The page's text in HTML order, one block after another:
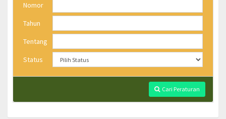
Nomor
Tahun
Tentang
Status
Cari Peraturan